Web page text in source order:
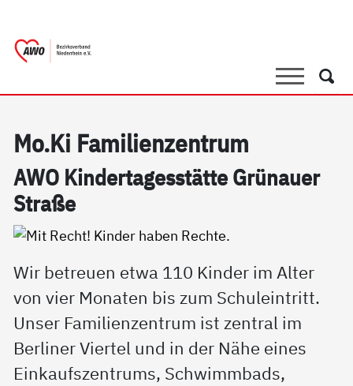
SucheSuche
Mo.Ki Fa­mi­li­en­zen­trum
AWO Kin­der­ta­ges­stät­te Grünau­er
Stra­ße
Wir betreuen etwa 110 Kinder im Alter
von vier Monaten bis zum Schuleintritt.
Unser Familienzentrum ist zentral im
Berliner Viertel und in der Nähe eines
Einkaufszentrums, Schwimmbads,